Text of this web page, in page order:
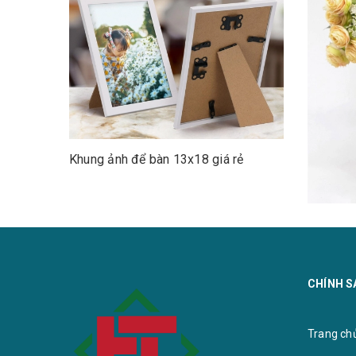
Khung ảnh để bàn 13x18 giá rẻ
Khung
CHÍNH
Trang